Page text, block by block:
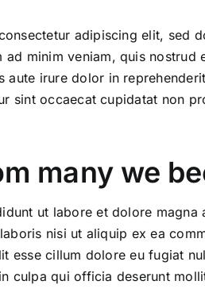
adipiscing elit, sed
ad minim veniam, quis
aute irure dolor in
sint occaecat cupidatat non
many we
ut labore et dolore magna
nisi ut aliquip ex ea
esse cillum dolore eu fugiat
culpa qui officia deserunt